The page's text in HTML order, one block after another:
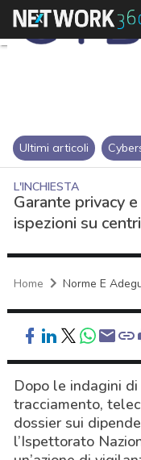
Ultimi articoli
L'INCHIESTA
Garante privacy
ispezioni su
Home Norme E
Dopo le indagini
tracciamento,
dossier sui
l’Ispettorato